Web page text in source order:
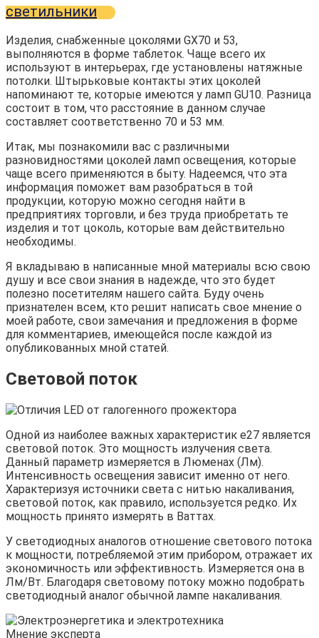
светильники
Изделия, снабженные цоколями GX70 и 53,
выполняются в форме таблеток. Чаще всего их
используют в интерьерах, где установлены натяжные
потолки. Штырьковые контакты этих цоколей
напоминают те, которые имеются у ламп GU10. Разница
состоит в том, что расстояние в данном случае
составляет соответственно 70 и 53 мм.
Итак, мы познакомили вас с различными
разновидностями цоколей ламп освещения, которые
чаще всего применяются в быту. Надеемся, что эта
информация поможет вам разобраться в той
продукции, которую можно сегодня найти в
предприятиях торговли, и без труда приобретать те
изделия и тот цоколь, которые вам действительно
необходимы.
Я вкладываю в написанные мной материалы всю свою
душу и все свои знания в надежде, что это будет
полезно посетителям нашего сайта. Буду очень
признателен всем, кто решит написать свое мнение о
моей работе, свои замечания и предложения в форме
для комментариев, имеющейся после каждой из
опубликованных мной статей.
Световой поток
Одной из наиболее важных характеристик е27 является
световой поток. Это мощность излучения света.
Данный параметр измеряется в Люменах (Лм).
Интенсивность освещения зависит именно от него.
Характеризуя источники света с нитью накаливания,
световой поток, как правило, используется редко. Их
мощность принято измерять в Ваттах.
У светодиодных аналогов отношение светового потока
к мощности, потребляемой этим прибором, отражает их
экономичность или эффективность. Измеряется она в
Лм/Вт. Благодаря световому потоку можно подобрать
светодиодный аналог обычной лампе накаливания.
Мнение эксперта